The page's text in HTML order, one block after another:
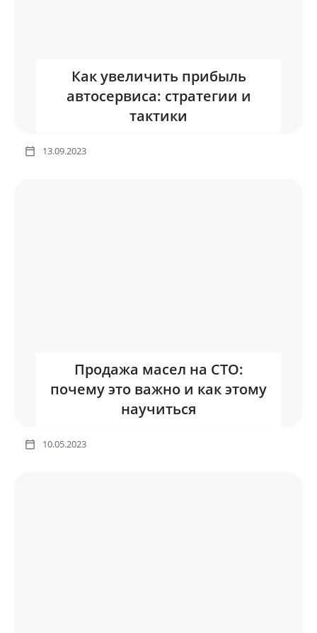
Как увеличить прибыль
автосервиса: стратегии и
тактики
13.09.2023
Продажа масел на СТО:
почему это важно и как этому
научиться
10.05.2023